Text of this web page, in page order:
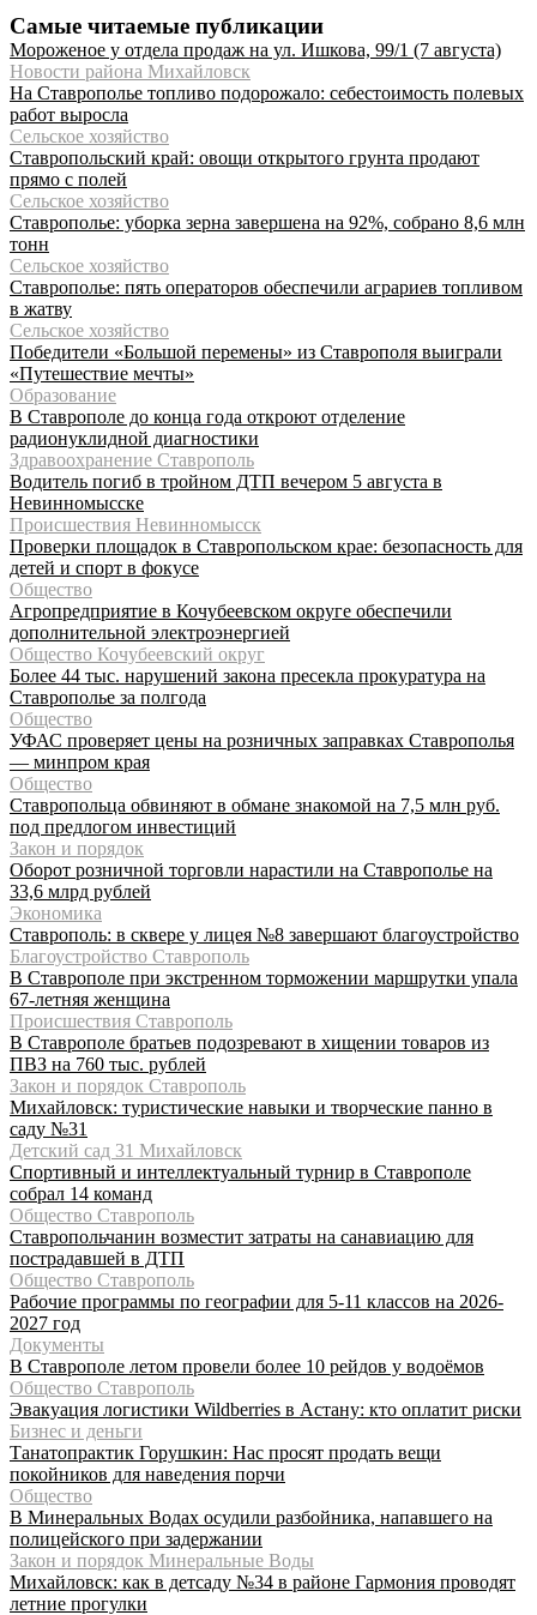
Самые читаемые публикации
Мороженое у отдела продаж на ул. Ишкова, 99/1 (7 августа)
Новости района Михайловск
На Ставрополье топливо подорожало: себестоимость полевых
работ выросла
Сельское хозяйство
Ставропольский край: овощи открытого грунта продают
прямо с полей
Сельское хозяйство
Ставрополье: уборка зерна завершена на 92%, собрано 8,6 млн
тонн
Сельское хозяйство
Ставрополье: пять операторов обеспечили аграриев топливом
в жатву
Сельское хозяйство
Победители «Большой перемены» из Ставрополя выиграли
«Путешествие мечты»
Образование
В Ставрополе до конца года откроют отделение
радионуклидной диагностики
Здравоохранение Ставрополь
Водитель погиб в тройном ДТП вечером 5 августа в
Невинномысске
Происшествия Невинномысск
Проверки площадок в Ставропольском крае: безопасность для
детей и спорт в фокусе
Общество
Агропредприятие в Кочубеевском округе обеспечили
дополнительной электроэнергией
Общество Кочубеевский округ
Более 44 тыс. нарушений закона пресекла прокуратура на
Ставрополье за полгода
Общество
УФАС проверяет цены на розничных заправках Ставрополья
— минпром края
Общество
Ставропольца обвиняют в обмане знакомой на 7,5 млн руб.
под предлогом инвестиций
Закон и порядок
Оборот розничной торговли нарастили на Ставрополье на
33,6 млрд рублей
Экономика
Ставрополь: в сквере у лицея №8 завершают благоустройство
Благоустройство Ставрополь
В Ставрополе при экстренном торможении маршрутки упала
67-летняя женщина
Происшествия Ставрополь
В Ставрополе братьев подозревают в хищении товаров из
ПВЗ на 760 тыс. рублей
Закон и порядок Ставрополь
Михайловск: туристические навыки и творческие панно в
саду №31
Детский сад 31 Михайловск
Спортивный и интеллектуальный турнир в Ставрополе
собрал 14 команд
Общество Ставрополь
Ставропольчанин возместит затраты на санавиацию для
пострадавшей в ДТП
Общество Ставрополь
Рабочие программы по географии для 5-11 классов на 2026-
2027 год
Документы
В Ставрополе летом провели более 10 рейдов у водоёмов
Общество Ставрополь
Эвакуация логистики Wildberries в Астану: кто оплатит риски
Бизнес и деньги
Танатопрактик Горушкин: Нас просят продать вещи
покойников для наведения порчи
Общество
В Минеральных Водах осудили разбойника, напавшего на
полицейского при задержании
Закон и порядок Минеральные Воды
Михайловск: как в детсаду №34 в районе Гармония проводят
летние прогулки